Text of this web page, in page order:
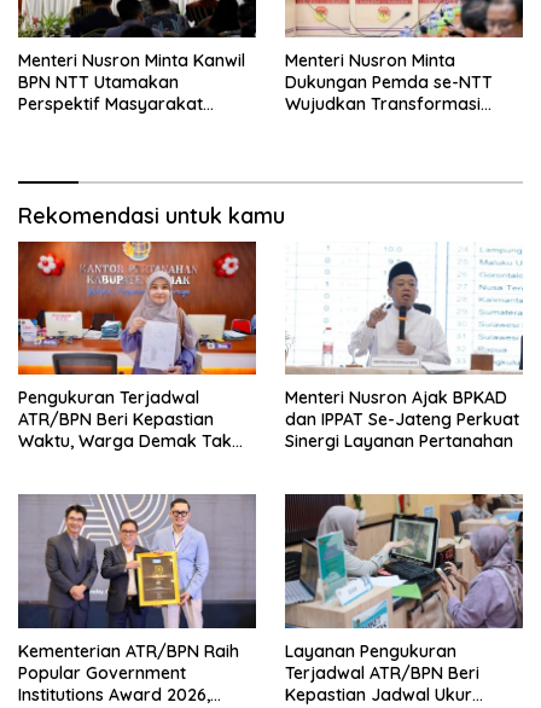
Menteri Nusron Minta Kanwil
BPN NTT Utamakan
Perspektif Masyarakat
Menteri Nusron Minta
Dukungan Pemda se-NTT
Wujudkan Transformasi
Rekomendasi untuk kamu
Pengukuran Terjadwal
ATR/BPN Beri Kepastian
Waktu, Warga Demak Tak
Menteri Nusron Ajak BPKAD
dan IPPAT Se-Jateng Perkuat
Sinergi Layanan Pertanahan
Kementerian ATR/BPN Raih
Popular Government
Institutions Award 2026,
Layanan Pengukuran
Terjadwal ATR/BPN Beri
Kepastian Jadwal Ukur